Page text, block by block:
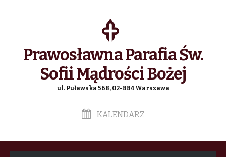
Prawosławna Parafia Św.
Sofii Mądrości Bożej
ul. Puławska 568, 02-884 Warszawa
KALENDARZ